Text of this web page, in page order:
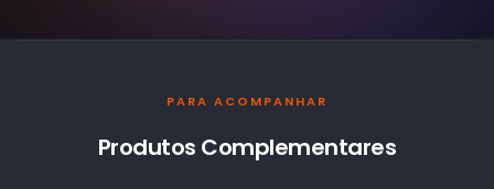
PARA ACOMPANHAR
Produtos Complementares